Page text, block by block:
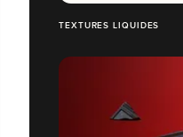
TEXTURES LIQUIDES